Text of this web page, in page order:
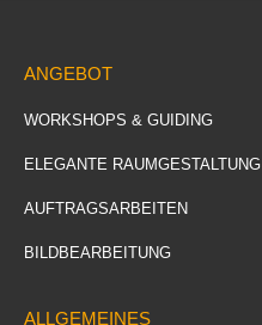
ANGEBOT
WORKSHOPS & GUIDING
ELEGANTE RAUMGESTALTUNG
AUFTRAGSARBEITEN
BILDBEARBEITUNG
ALLGEMEINES